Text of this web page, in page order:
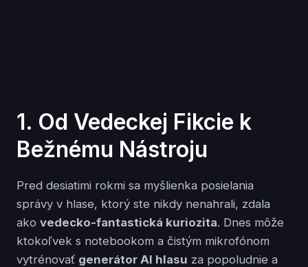
1. Od Vedeckej Fikcie k
Bežnému Nástroju
Pred desiatimi rokmi sa myšlienka posielania
správy v hlase, ktorý ste nikdy nenahrali, zdala
ako vedecko-fantastická kuriozita. Dnes môže
ktokoľvek s notebookom a čistým mikrofónom
vytrénovať generátor AI hlasu za popoludnie a